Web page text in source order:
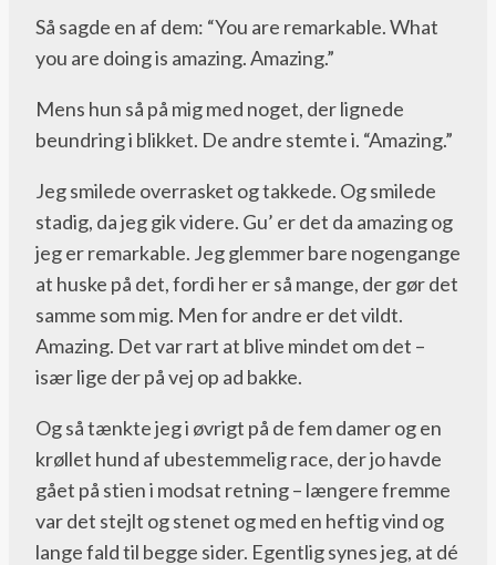
Så sagde en af dem: “You are remarkable. What
you are doing is amazing. Amazing.”
Mens hun så på mig med noget, der lignede
beundring i blikket. De andre stemte i. “Amazing.”
Jeg smilede overrasket og takkede. Og smilede
stadig, da jeg gik videre. Gu’ er det da amazing og
jeg er remarkable. Jeg glemmer bare nogengange
at huske på det, fordi her er så mange, der gør det
samme som mig. Men for andre er det vildt.
Amazing. Det var rart at blive mindet om det –
især lige der på vej op ad bakke.
Og så tænkte jeg i øvrigt på de fem damer og en
krøllet hund af ubestemmelig race, der jo havde
gået på stien i modsat retning – længere fremme
var det stejlt og stenet og med en heftig vind og
lange fald til begge sider. Egentlig synes jeg, at dé